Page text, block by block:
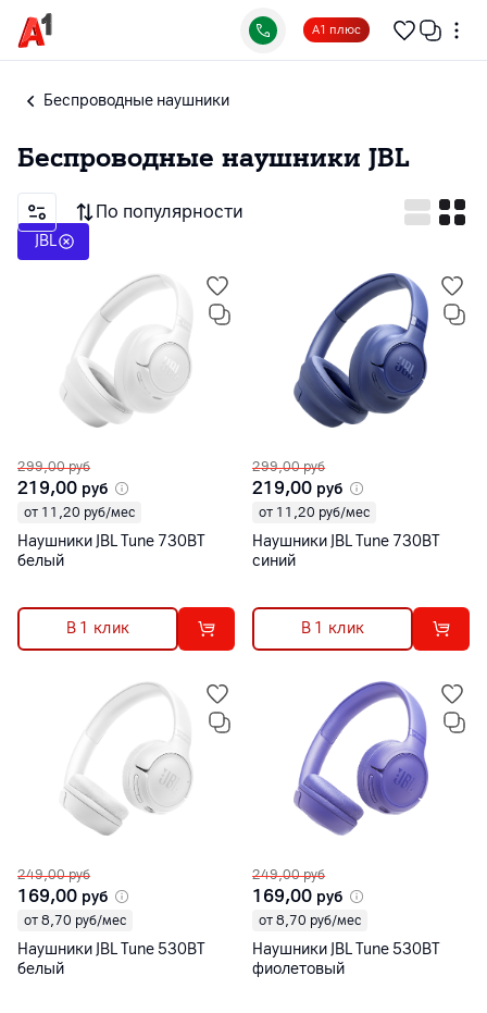
А1 плюс
Беспроводные наушники
Беспроводные наушники JBL
По популярности
JBL
299,00 руб
219,00 руб
от 11,20 руб/мес
Наушники JBL Tune 730BT
белый
В 1 клик
299,00 руб
219,00 руб
от 11,20 руб/мес
Наушники JBL Tune 730BT
синий
В 1 клик
249,00 руб
169,00 руб
от 8,70 руб/мес
Наушники JBL Tune 530BT
белый
249,00 руб
169,00 руб
от 8,70 руб/мес
Наушники JBL Tune 530BT
фиолетовый